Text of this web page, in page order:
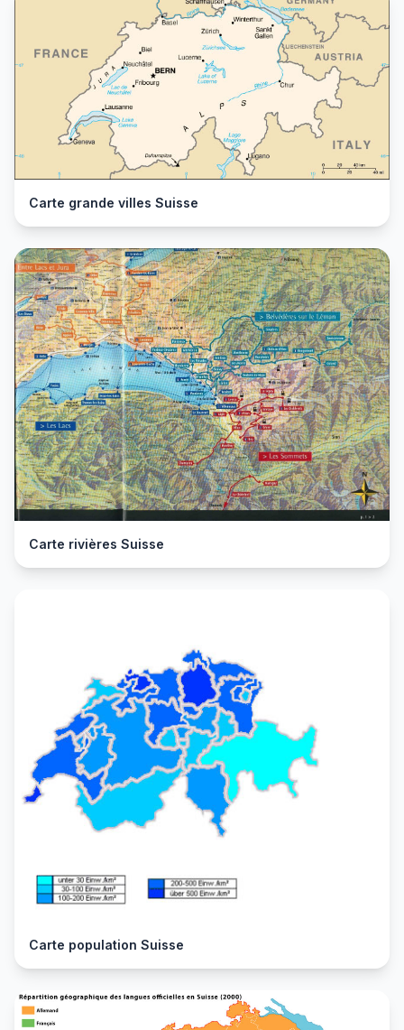
Carte grande villes Suisse
Carte rivières Suisse
Carte population Suisse